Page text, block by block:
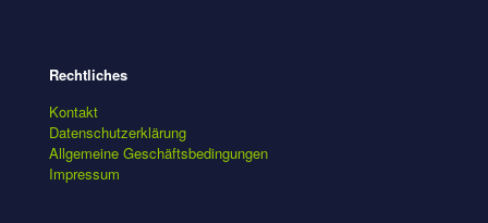
Rechtliches
Kontakt
Datenschutzerklärung
Allgemeine Geschäftsbedingungen
Impressum